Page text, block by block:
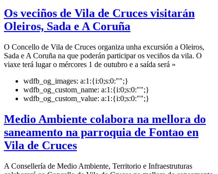
Os veciños de Vila de Cruces visitarán
Oleiros, Sada e A Coruña
O Concello de Vila de Cruces organiza unha excursión a Oleiros,
Sada e A Coruña na que poderán participar os veciños da vila. O
viaxe terá lugar o mércores 1 de outubro e a saída será »
wdfb_og_images: a:1:{i:0;s:0:"";}
wdfb_og_custom_name: a:1:{i:0;s:0:"";}
wdfb_og_custom_value: a:1:{i:0;s:0:"";}
Medio Ambiente colabora na mellora do
saneamento na parroquia de Fontao en
Vila de Cruces
A Consellería de Medio Ambiente, Territorio e Infraestruturas